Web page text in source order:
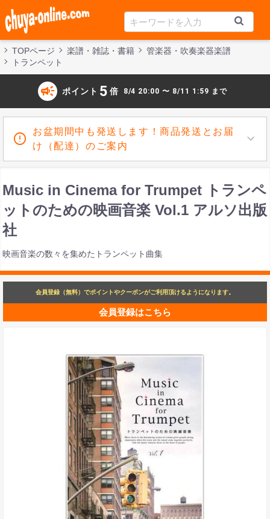
TOPページ 楽譜・雑誌・書籍
管楽器・吹奏楽器楽譜
トランペット
campaign ポイント 5 倍 8/4 20:00 〜 8/11 1:59 まで
お盆期間中も発送します！商品発送とお届
け（配達）のご案内
Music in Cinema for Trumpet トランペ
ットのための映画音楽 Vol.1 アルソ出版
社
映画音楽の数々を集めたトランペット曲集
会員登録（無料）でポイントやクーポンがご利用頂けるようになります。
会員登録はこちら